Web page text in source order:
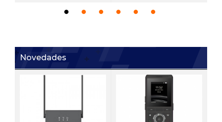
Novedades